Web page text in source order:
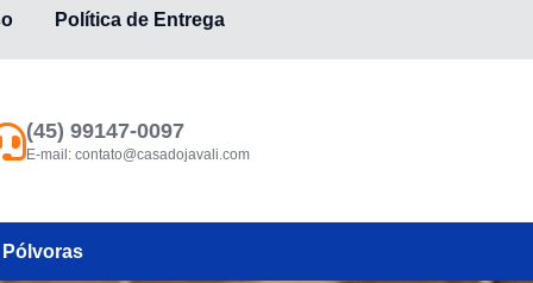
Política de Entrega
(45) 99147-0097
E-mail: contato@casadojavali.com
Pólvoras